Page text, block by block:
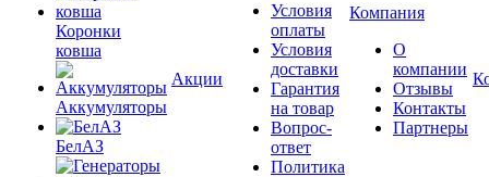
Коронки
ковша
Аккумуляторы
БелАЗ
Акции
Условия
оплаты
Условия
доставки
Гарантия
на товар
Вопрос-
ответ
Политика
Компания
О
компании
Отзывы
Контакты
Партнеры